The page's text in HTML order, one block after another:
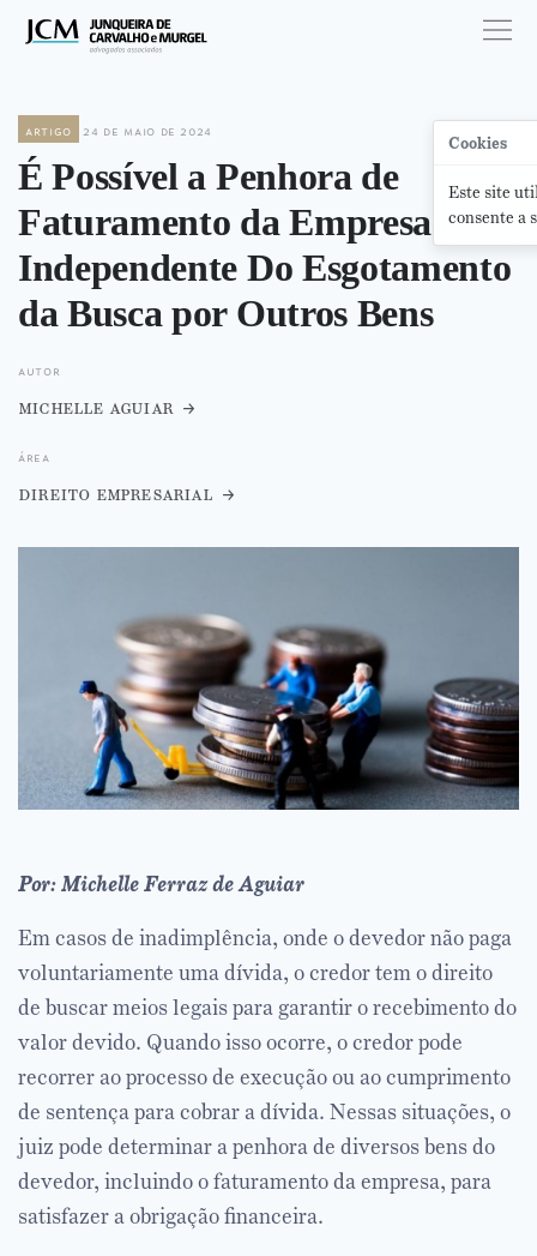
artigo 24 de maio de 2024
É Possível a Penhora de
Faturamento da Empresa
Independente Do Esgotamento
da Busca por Outros Bens
autor
michelle aguiar
área
direito empresarial
Por: Michelle Ferraz de Aguiar
Em casos de inadimplência, onde o devedor não paga
voluntariamente uma dívida, o credor tem o direito
de buscar meios legais para garantir o recebimento do
valor devido. Quando isso ocorre, o credor pode
recorrer ao processo de execução ou ao cumprimento
de sentença para cobrar a dívida. Nessas situações, o
juiz pode determinar a penhora de diversos bens do
devedor, incluindo o faturamento da empresa, para
satisfazer a obrigação financeira.
Cookies
Este site
consente a